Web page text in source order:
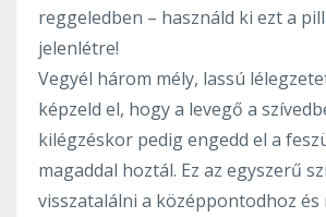
reggeledben – használd ki ezt a
jelenlétre!
Vegyél három mély, lassú
képzeld el, hogy a levegő a
kilégzéskor pedig engedd el a
magaddal hoztál. Ez az egyszerű
visszatalálni a középpontodhoz és